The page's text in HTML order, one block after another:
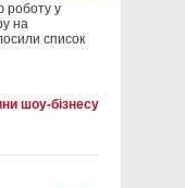
роботу у
на
список
шоу-бізнесу